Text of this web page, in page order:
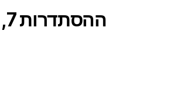
ההסתדרות 7, באר שבע